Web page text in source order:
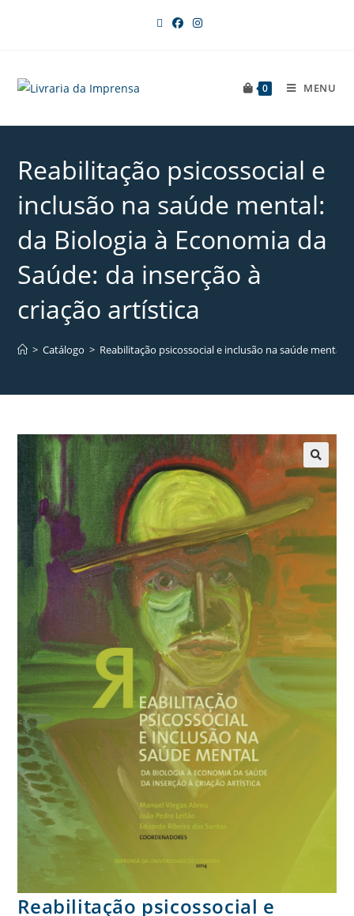
0 MENU
Reabilitação psicossocial e
inclusão na saúde mental:
da Biologia à Economia da
Saúde: da inserção à
criação artística
> Catálogo > Reabilitação psicossocial e inclusão na saúde mental:
Reabilitação psicossocial e